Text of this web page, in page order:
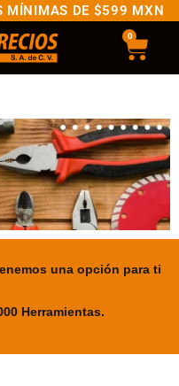
MÍNIMAS DE $599 MXN
0
una opción para ti
Herramientas.